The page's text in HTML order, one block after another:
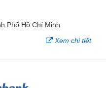
Phố Hồ Chí Minh
Xem chi tiết